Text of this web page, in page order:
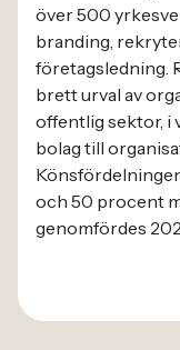
över 500
branding,
företagsledning.
brett urval av
offentlig sektor, i
bolag till
och 50 procent
genomfördes